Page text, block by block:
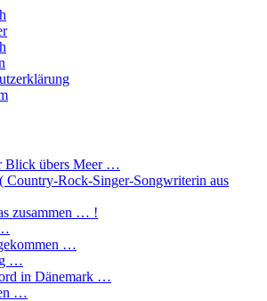
Blick übers Meer …
Country-Rock-Singer-Songwriterin aus
zusammen … !
…
…
in Dänemark …
…